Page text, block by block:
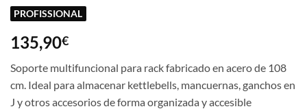
PROFISSIONAL
135,90€
Soporte multifuncional para rack fabricado en acero de 108
cm. Ideal para almacenar kettlebells, mancuernas, ganchos en
J y otros accesorios de forma organizada y accesible